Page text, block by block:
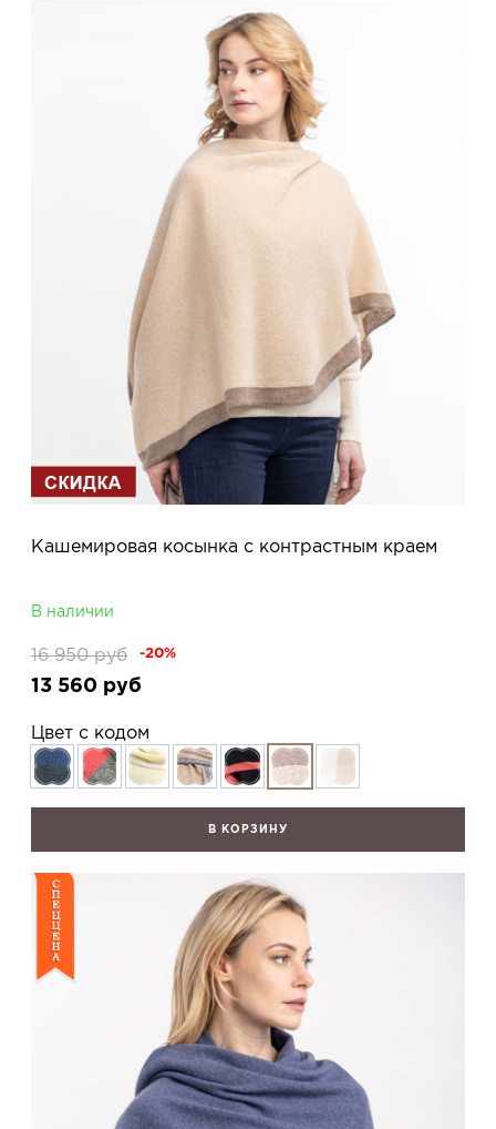
Кашемировая косынка с контрастным краем
В наличии
16 950 руб -20%
13 560 руб
Цвет с кодом
В КОРЗИНУ